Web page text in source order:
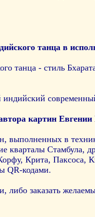
танца в
танца - стиль
картин
выполненных в
кварталы Стамбула,
Крита, Паксоса,
QR-кодами.
либо заказать